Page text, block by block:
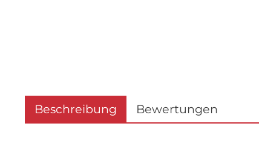
Beschreibung Bewertungen